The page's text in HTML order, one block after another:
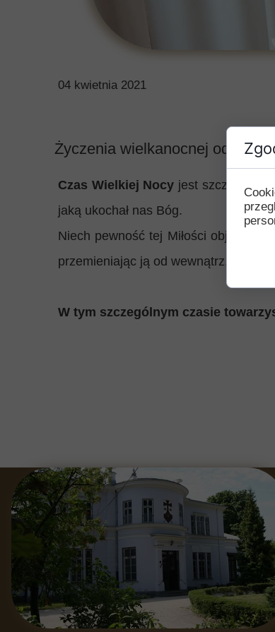
04 kwietnia 2021
Życzenia wielkanocnej od całej
Czas Wielkiej Nocy jest
jaką ukochał nas Bóg.
Niech pewność tej Miłości
przemieniając ją od wewnątrz.
W tym szczególnym czasie